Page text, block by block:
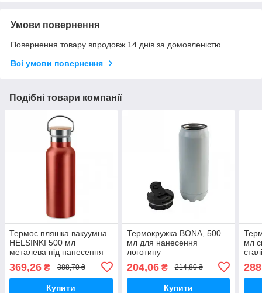
Умови повернення
Повернення товару впродовж 14 днів за домовленістю
Всі умови повернення
Подібні товари компанії
Термос пляшка вакуумна
HELSINKI 500 мл
металева під нанесення
зображення або логотипа
червоний
369,26 ₴ 388,70 ₴
Купити
Термокружка BONA, 500
мл для нанесення
логотипу
204,06₴ 214,80 ₴
Купити
мл